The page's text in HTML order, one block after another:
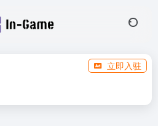
立即入驻